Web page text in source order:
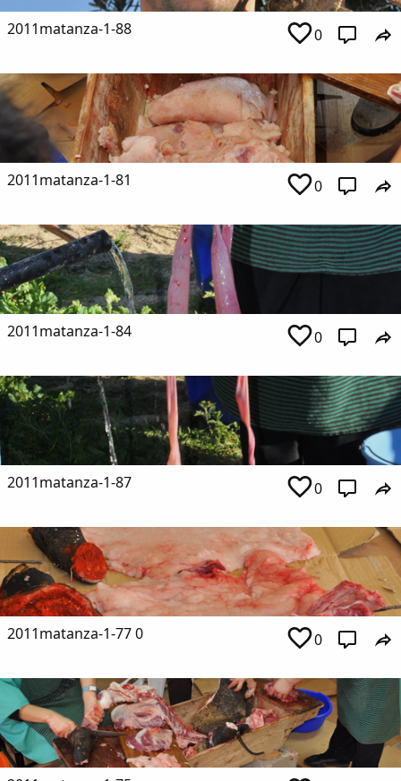
2011matanza-1-88 0
2011matanza-1-81 0
2011matanza-1-84 0
2011matanza-1-87 0
2011matanza-1-77 0 0
Comparte
Compartir en Facebook
Compartir en Twitter